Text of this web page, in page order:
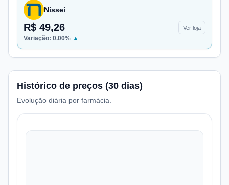
Nissei
R$ 49,26 Ver loja
Variação: 0.00% ▲
Histórico de preços (30 dias)
Evolução diária por farmácia.